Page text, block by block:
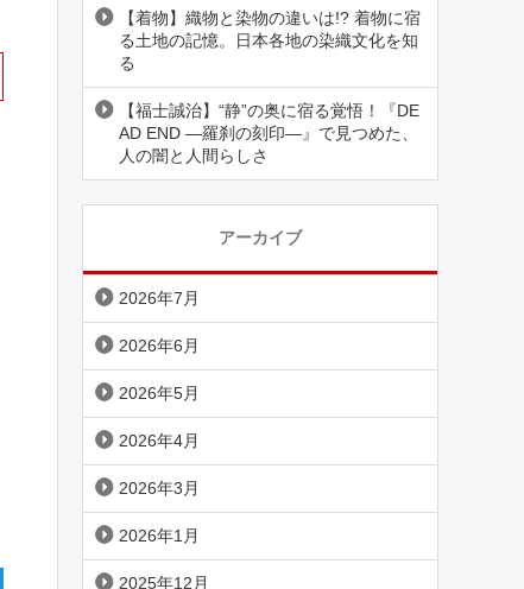
【着物】織物と染物の違いは!? 着物に宿
る土地の記憶。日本各地の染織文化を知
る
【福士誠治】“静”の奥に宿る覚悟！『DE
AD END ―羅刹の刻印―』で見つめた、
人の闇と人間らしさ
アーカイブ
2026年7月
2026年6月
2026年5月
2026年4月
2026年3月
2026年1月
2025年12月